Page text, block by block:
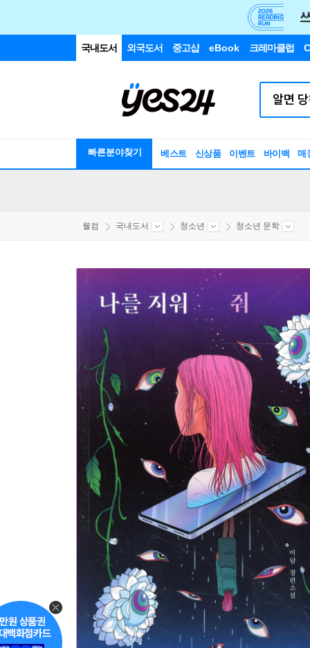
국내도서 외국도서 중고샵 eBook 크레마클럽
빠른분야찾기 베스트 신상품 이벤트 바이백 매
웰컴 국내도서 청소년 청소년 문학